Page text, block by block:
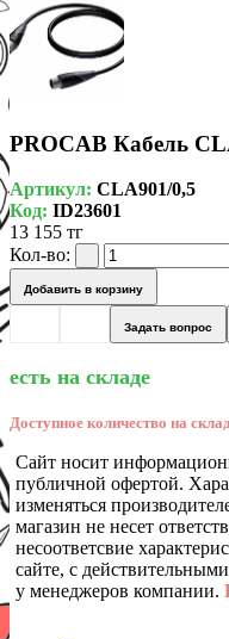
PROCAB Кабель
Артикул: CLA901/0,5
Код: ID23601
13 155 тг
Кол-во:
Добавить в корзину
Задать вопрос
есть на складе
Доступное количество на
Сайт носит
публичной офертой.
изменяться
магазин не несет
несоответсвие
сайте, с
у менеджеров компании.